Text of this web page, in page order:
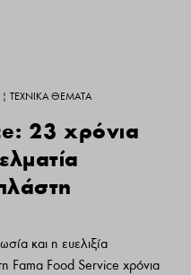
|ΤΕΧΝΙΚΆ ΘΈΜΑΤΑ
23 χρόνια
και η ευελιξία
Fama Food Service χρόνια